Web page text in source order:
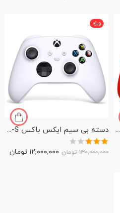
دسته بی سیم ایکس باکس Series X-S رنگ Pulse Red
ویژه
دسته بی سیم ایکس باکس Series X-S رنگ Robot White
نمره
3.00
۱۳۰,۰۰۰,۰۰۰ تومان ۱۲,۰۰۰,۰۰۰ تومان